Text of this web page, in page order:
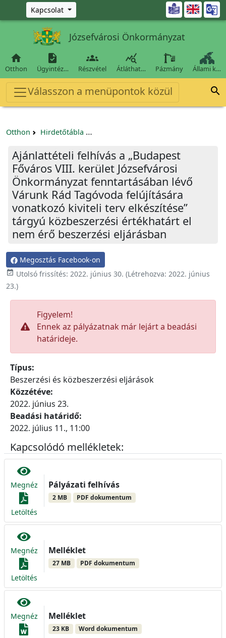
Ugrás a fő tartalomra
Kapcsolat 
Józsefvárosi Önkormányzat

Otthon

Ügyintéz…

Részvétel

Átláthat… Pázmány Állami k…
Válasszon a menüpontok közül 
Otthon Hirdetőtábla
Ajánlattételi felhívás a „Budapest
Főváros VIII. kerület Józsefvárosi
Önkormányzat fenntartásában lévő
Várunk Rád Tagóvoda felújítására
vonatkozó kiviteli terv elkészítése”
tárgyú közbeszerzési értékhatárt el
nem érő beszerzési eljárásban
Megosztás Facebook-on
 Utolsó frissítés: 2022. június 30. (Létrehozva: 2022. június
23.)
Figyelem!
Ennek az pályázatnak már lejárt a beadási
határideje.
Típus:
Beszerzési és közbeszerzési eljárások
Közzétéve:
2022. június 23.
Beadási határidő:
2022. július 11., 11:00
Kapcsolódó mellékletek:
Megnéz
Letöltés
Pályázati felhívás
2 MB PDF dokumentum
Megnéz
Letöltés
Melléklet
27 MB PDF dokumentum
Megnéz Melléklet
23 KB Word dokumentum